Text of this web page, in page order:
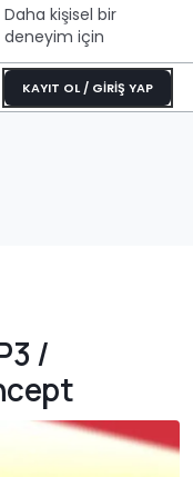
Daha kişisel bir
deneyim için
KAYIT OL / GİRİŞ YAP
/